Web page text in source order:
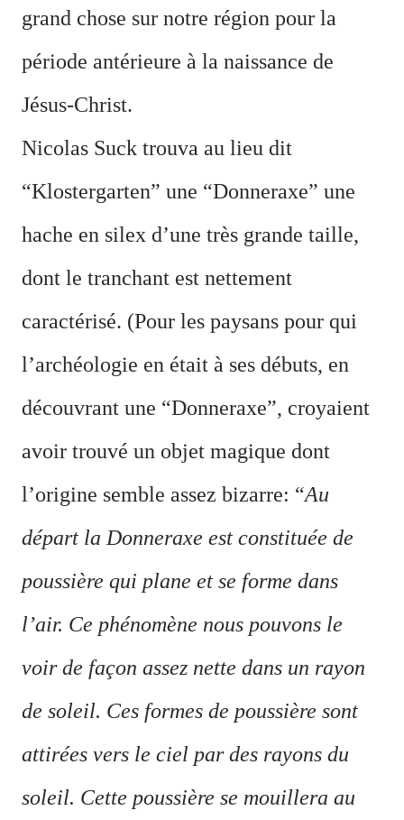
grand chose sur notre région pour la
période antérieure à la naissance de
Jésus-Christ.
Nicolas Suck trouva au lieu dit
“Klostergarten” une “Donneraxe” une
hache en silex d’une très grande taille,
dont le tranchant est nettement
caractérisé. (Pour les paysans pour qui
l’archéologie en était à ses débuts, en
découvrant une “Donneraxe”, croyaient
avoir trouvé un objet magique dont
l’origine semble assez bizarre: “Au
départ la Donneraxe est constituée de
poussière qui plane et se forme dans
l’air. Ce phénomène nous pouvons le
voir de façon assez nette dans un rayon
de soleil. Ces formes de poussière sont
attirées vers le ciel par des rayons du
soleil. Cette poussière se mouillera au